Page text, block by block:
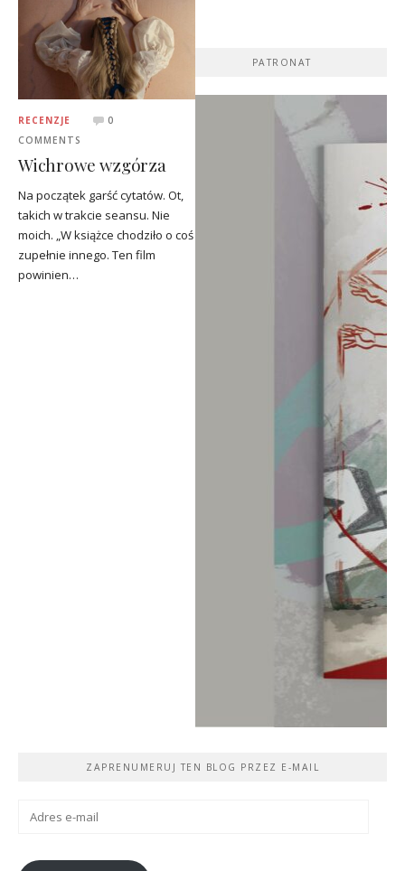
RECENZJE
0
COMMENTS
Wichrowe wzgórza
Na początek garść cytatów. Ot,
takich w trakcie seansu. Nie
moich. „W książce chodziło o coś
zupełnie innego. Ten film
powinien…
PATRONAT
ZAPRENUMERUJ TEN BLOG PRZEZ E-MAIL
Adres